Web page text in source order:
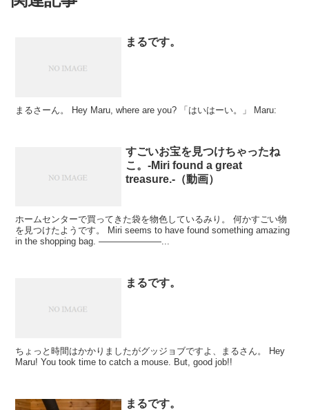
まるです。
まるさーん。 Hey Maru, where are you? 「はいはーい。」 Maru:
すごいお宝を見つけちゃったね
こ。-Miri found a great
treasure.-（動画）
ホームセンターで買ってきた袋を物色しているみり。 何かすごい物
を見つけたようです。 Miri seems to have found something amazing
in the shopping bag. ———————...
まるです。
ちょっと時間はかかりましたがグッジョブですよ、まるさん。 Hey
Maru! You took time to catch a mouse. But, good job!!
まるです。